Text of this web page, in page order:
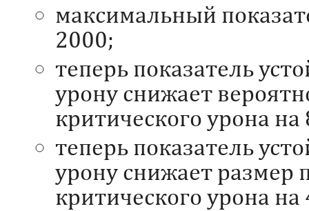
максимальный
2000;
теперь показатель
урону снижает
критического урона
теперь показатель
урону снижает размер
критического урона